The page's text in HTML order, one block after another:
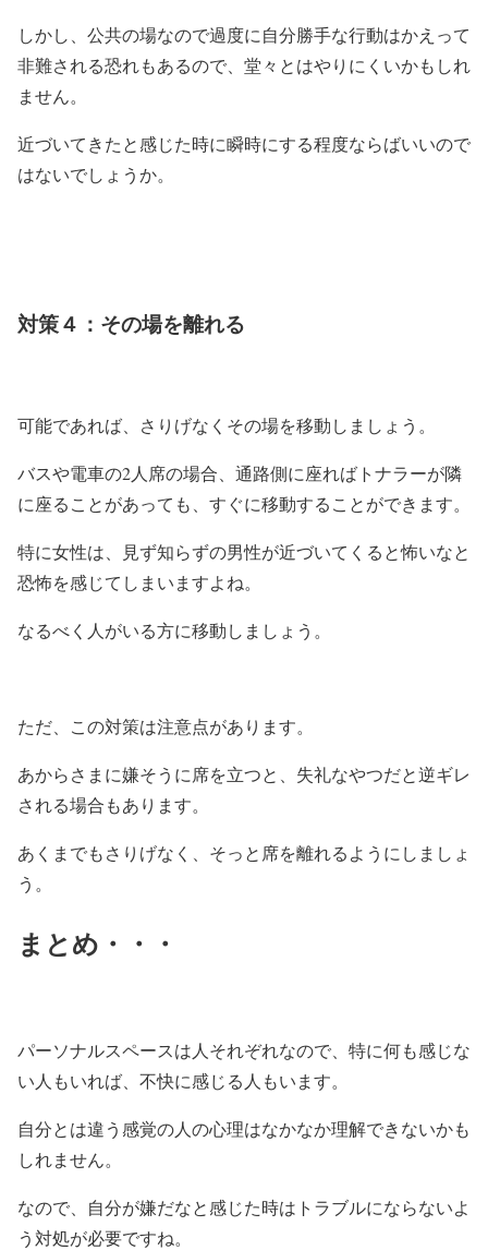
しかし、公共の場なので過度に自分勝手な行動はかえって
非難される恐れもあるので、堂々とはやりにくいかもしれ
ません。
近づいてきたと感じた時に瞬時にする程度ならばいいので
はないでしょうか。
対策４：その場を離れる
可能であれば、さりげなくその場を移動しましょう。
バスや電車の2人席の場合、通路側に座ればトナラーが隣
に座ることがあっても、すぐに移動することができます。
特に女性は、見ず知らずの男性が近づいてくると怖いなと
恐怖を感じてしまいますよね。
なるべく人がいる方に移動しましょう。
ただ、この対策は注意点があります。
あからさまに嫌そうに席を立つと、失礼なやつだと逆ギレ
される場合もあります。
あくまでもさりげなく、そっと席を離れるようにしましょ
う。
まとめ・・・
パーソナルスペースは人それぞれなので、特に何も感じな
い人もいれば、不快に感じる人もいます。
自分とは違う感覚の人の心理はなかなか理解できないかも
しれません。
なので、自分が嫌だなと感じた時はトラブルにならないよ
う対処が必要ですね。